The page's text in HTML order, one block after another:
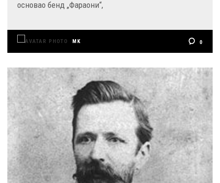
основао бенд „Фараони“,
MK 0